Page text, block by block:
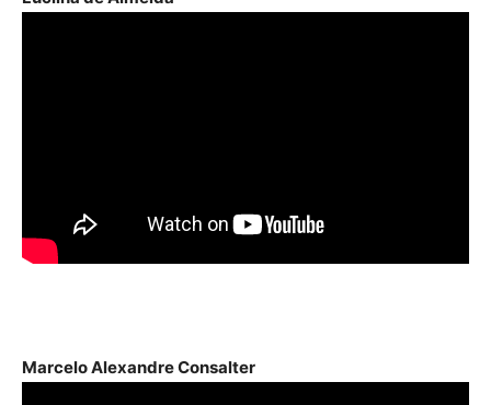
Marcelo Alexandre Consalter